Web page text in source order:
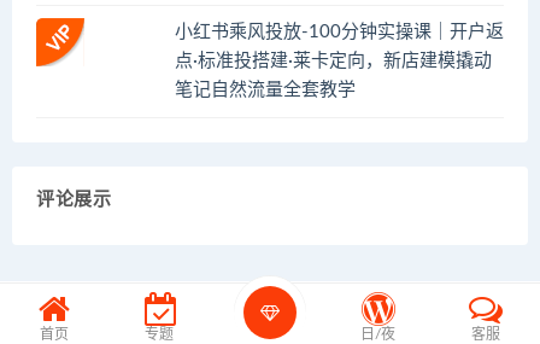
小红书乘风投放-100分钟实操课｜开户返
点·标准投搭建·莱卡定向，新店建模撬动
笔记自然流量全套教学
评论展示
首页
专题
日/夜 客服